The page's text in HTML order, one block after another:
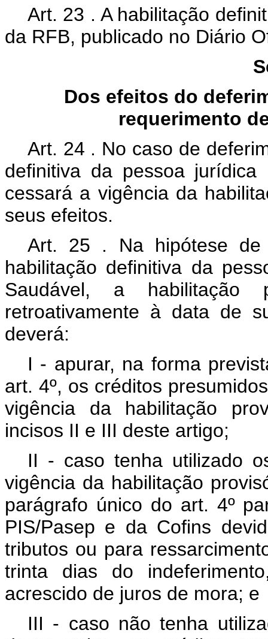
Art. 23 . A habilitação
da RFB, publicado no Diário
Dos efeitos do
requerimento
Art. 24 . No caso de
definitiva da pessoa
cessará a vigência da
seus efeitos.
Art. 25 . Na hipótese de
habilitação definitiva da
Saudável, a habilitação
retroativamente à data de
deverá:
I - apurar, na forma
art. 4º, os créditos
vigência da habilitação
incisos II e III deste artigo;
II - caso tenha utilizado
vigência da habilitação
parágrafo único do art. 4º
PIS/Pasep e da Cofins
tributos ou para
trinta dias do
acrescido de juros de mora; e
III - caso não tenha